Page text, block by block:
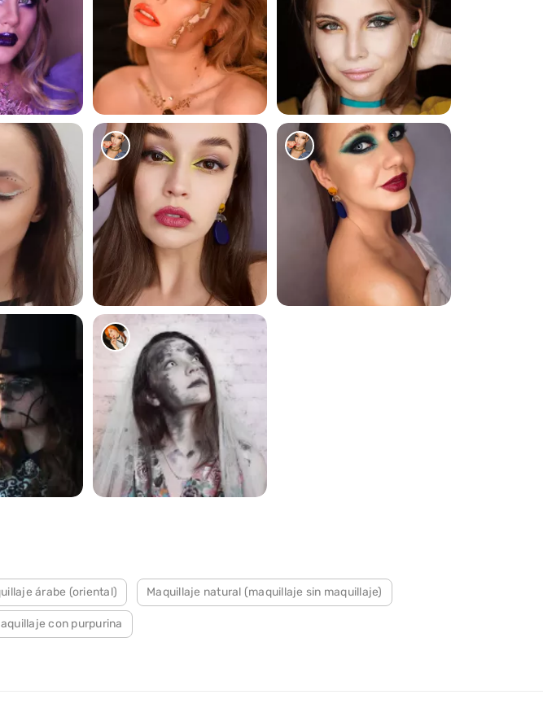
268
282
127
árabe (oriental) Maquillaje natural (maquillaje sin maquillaje)
con purpurina